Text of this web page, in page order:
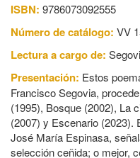
ISBN: 9786073092555
Número de catálogo: VV
Lectura a cargo de:
Presentación: Estos
Francisco Segovia,
(1995), Bosque (2002), La
(2007) y Escenario (2023).
José María Espinasa,
selección ceñida; o mejor,